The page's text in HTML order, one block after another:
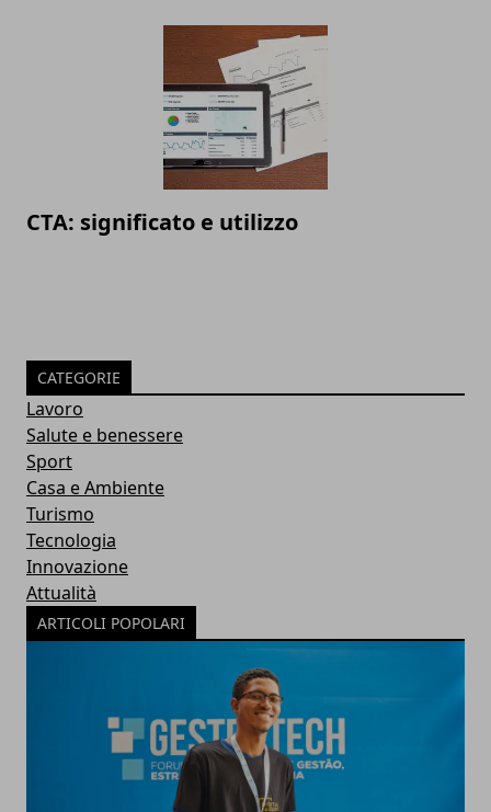
CTA: significato e utilizzo
CATEGORIE
Lavoro
Salute e benessere
Sport
Casa e Ambiente
Turismo
Tecnologia
Innovazione
Attualità
ARTICOLI POPOLARI